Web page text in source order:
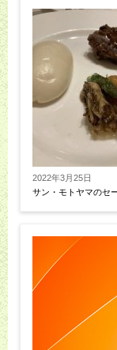
2022年3月25日
サン・モトヤマのセ